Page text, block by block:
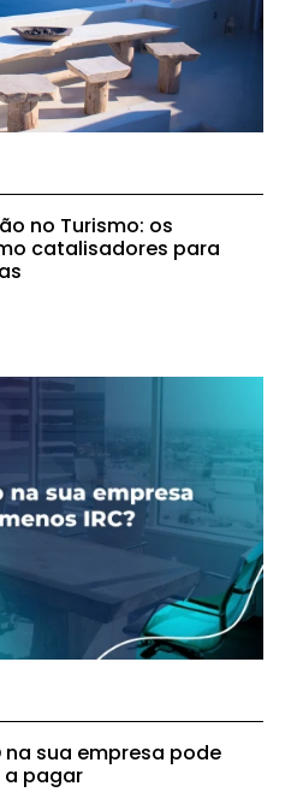
no Turismo: os
catalisadores para
na sua empresa pode
a pagar